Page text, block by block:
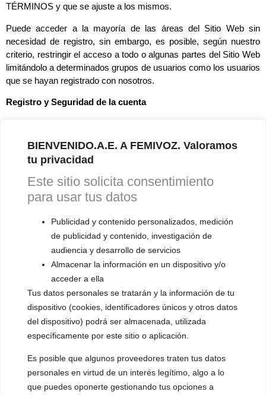
BIENVENIDO.A.E. A FEMIVOZ. Valoramos
tu privacidad
Este sitio solicita consentimiento
para usar tus datos
Publicidad y contenido personalizados, medición
de publicidad y contenido, investigación de
audiencia y desarrollo de servicios
Almacenar la información en un dispositivo y/o
acceder a ella
Tus datos personales se tratarán y la información de tu
dispositivo (cookies, identificadores únicos y otros datos
del dispositivo) podrá ser almacenada, utilizada
específicamente por este sitio o aplicación.
Es posible que algunos proveedores traten tus datos
personales en virtud de un interés legítimo, algo a lo
que puedes oponerte gestionando tus opciones a
TÉRMINOS y que se ajuste a los mismos.
Puede acceder a la mayoría de las áreas del Sitio Web sin
necesidad de registro, sin embargo, es posible, según nuestro
criterio, restringir el acceso a todo o algunas partes del Sitio Web
limitándolo a determinados grupos de usuarios como los usuarios
que se hayan registrado con nosotros.
Registro y Seguridad de la cuenta
Si se le proporciona un nombre de identificación de usuario,
contraseña o cualquier otra información como parte de nuestros
procedimientos de seguridad, usted debe tratar dicha información
como confidencial, no debe revelarla a terceros. Es condición
para el uso del sitio Web que toda la información que proporcione
Si usted sabe o sospecha que alguien a quien no conoce utiliza
su código de identificación de usuario o contraseña, o si usted
tiene conocimiento de cualquier uso no autorizado de su nombre
de usuario o contraseña o cualquier otra violación de seguridad,
debe notificar de inmediato a contacto@femivoz.es
. Asegúrese
de salir de su cuenta al terminar cada sesión y se tenga especial
cuidado cuando acceda a su cuenta desde un ordenador público
o compartido para que otros no puedan ver o grabar la
contraseña u otra información personal.
Tenemos el derecho de inhabilitar cualquier código de
identificación de usuario o contraseña, ya sea elegido por usted o
asignado por nosotros, en cualquier momento si, en nuestra